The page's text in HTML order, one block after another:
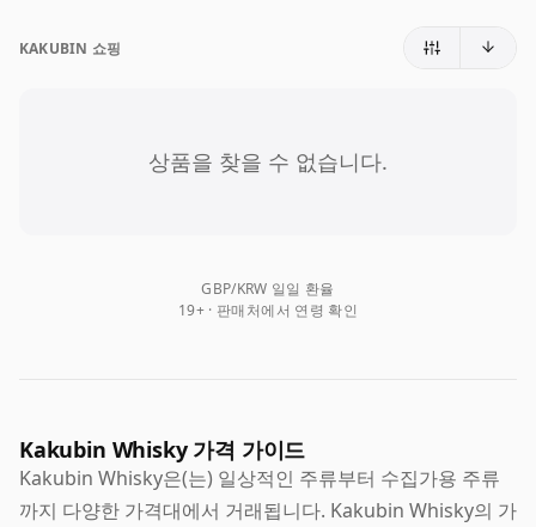
KAKUBIN 쇼핑
상품을 찾을 수 없습니다.
GBP/KRW 일일 환율
19+ · 판매처에서 연령 확인
Kakubin Whisky 가격 가이드
Kakubin Whisky은(는) 일상적인 주류부터 수집가용 주류
까지 다양한 가격대에서 거래됩니다. Kakubin Whisky의 가